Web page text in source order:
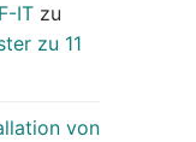
IT zu
zu 11
von